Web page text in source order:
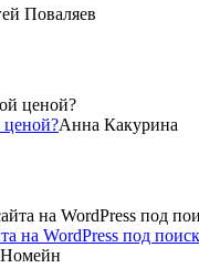
Поваляев
Анна Какурина
на WordPress под